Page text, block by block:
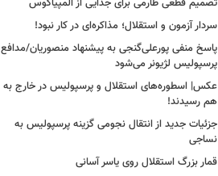
تصمیم قطعی طارمی برای جدایی از المپیاکوس
سردار آزمون و استقلال؛ مذاکره‌ای در کار نبود!
پاسخ منفی پورعلی‌گنجی به پیشنهاد منصوریان/مدافع
پرسپولیس لژیونر می‌شود
عکس| اسطوره‌های استقلال و پرسپولیس در خارج به
هم رسیدند!
جزئیات جدید از انتقال نجومی گزینه پرسپولیس به
نساجی
قمار بزرگ استقلال روی یاسر آسانی